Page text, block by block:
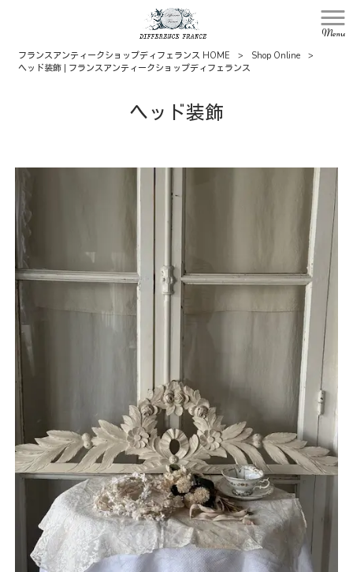
Menu
フランスアンティークショップディフェランス HOME > Shop Online
>
ヘッド装飾 | フランスアンティークショップディフェランス
ヘッド装飾